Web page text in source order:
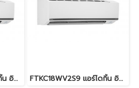
FTKC15WV2S9 แอร์ไดกิ้น อินเวอร์เตอร์ น้ำยา R-32 14,300 BTU. (DAIKIN SUPER SMILE INVERTER II) พร้อมบริการติดตั้ง FTKC18WV2S9 แอร์ไดกิ้น อินเวอร์เตอร์ น้ำยา R-32 17,700 BTU. (DAIKIN SUPER SMILE INVERTER II) พร้อมบริการติดตั้ง